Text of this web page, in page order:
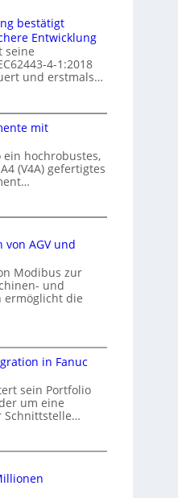
bestätigt
Entwicklung
seine
4-1:2018
und erstmals…
mit
hochrobustes,
(V4A) gefertigtes
AGV und
Modibus zur
und
ermöglicht die
in Fanuc
sein Portfolio
um eine
Schnittstelle…